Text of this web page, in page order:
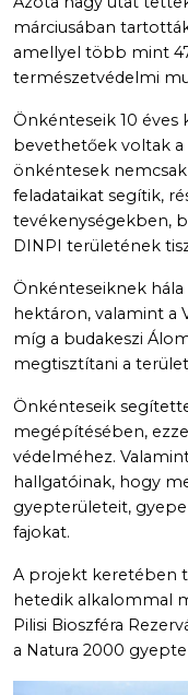
márciusában
amellyel több mint
természetvédelmi
Önkénteseik 10
bevethetőek voltak
önkéntesek
feladataikat segítik,
tevékenységekben,
DINPI területének
Önkénteseiknek
hektáron, valamint a
míg a budakeszi
megtisztítani a
Önkénteseik
megépítésében,
védelméhez.
hallgatóinak, hogy
gyepterületeit,
fajokat.
A projekt keretében
hetedik alkalommal
Pilisi Bioszféra
a Natura 2000